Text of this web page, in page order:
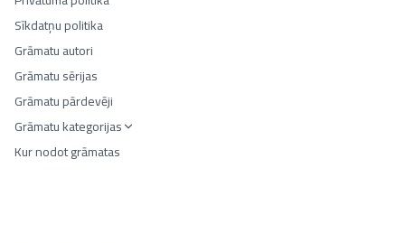
Sīkdatņu politika
Grāmatu autori
Grāmatu sērijas
Grāmatu pārdevēji
Grāmatu kategorijas
Kur nodot grāmatas